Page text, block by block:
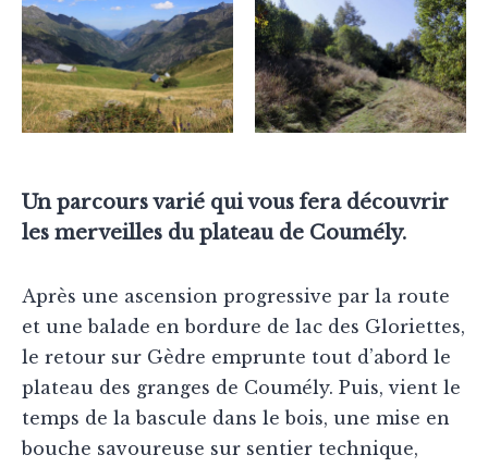
Un parcours varié qui vous fera découvrir
les merveilles du plateau de Coumély.
Après une ascension progressive par la route
et une balade en bordure de lac des Gloriettes,
le retour sur Gèdre emprunte tout d’abord le
plateau des granges de Coumély. Puis, vient le
temps de la bascule dans le bois, une mise en
bouche savoureuse sur sentier technique,